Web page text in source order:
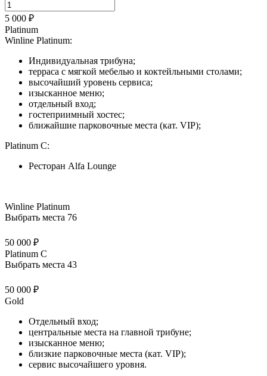
5 000 ₽
Platinum
Winline Platinum:
Индивидуальная трибуна;
терраса с мягкой мебелью и коктейльными столами;
высочайший уровень сервиса;
изысканное меню;
отдельный вход;
гостеприимный хостес;
ближайшие парковочные места (кат. VIP);
Platinum C:
Ресторан Alfa Lounge
Winline Platinum
Выбрать места 76
50 000 ₽
Platinum C
Выбрать места 43
50 000 ₽
Gold
Отдельный вход;
центральные места на главной трибуне;
изысканное меню;
близкие парковочные места (кат. VIP);
сервис высочайшего уровня.